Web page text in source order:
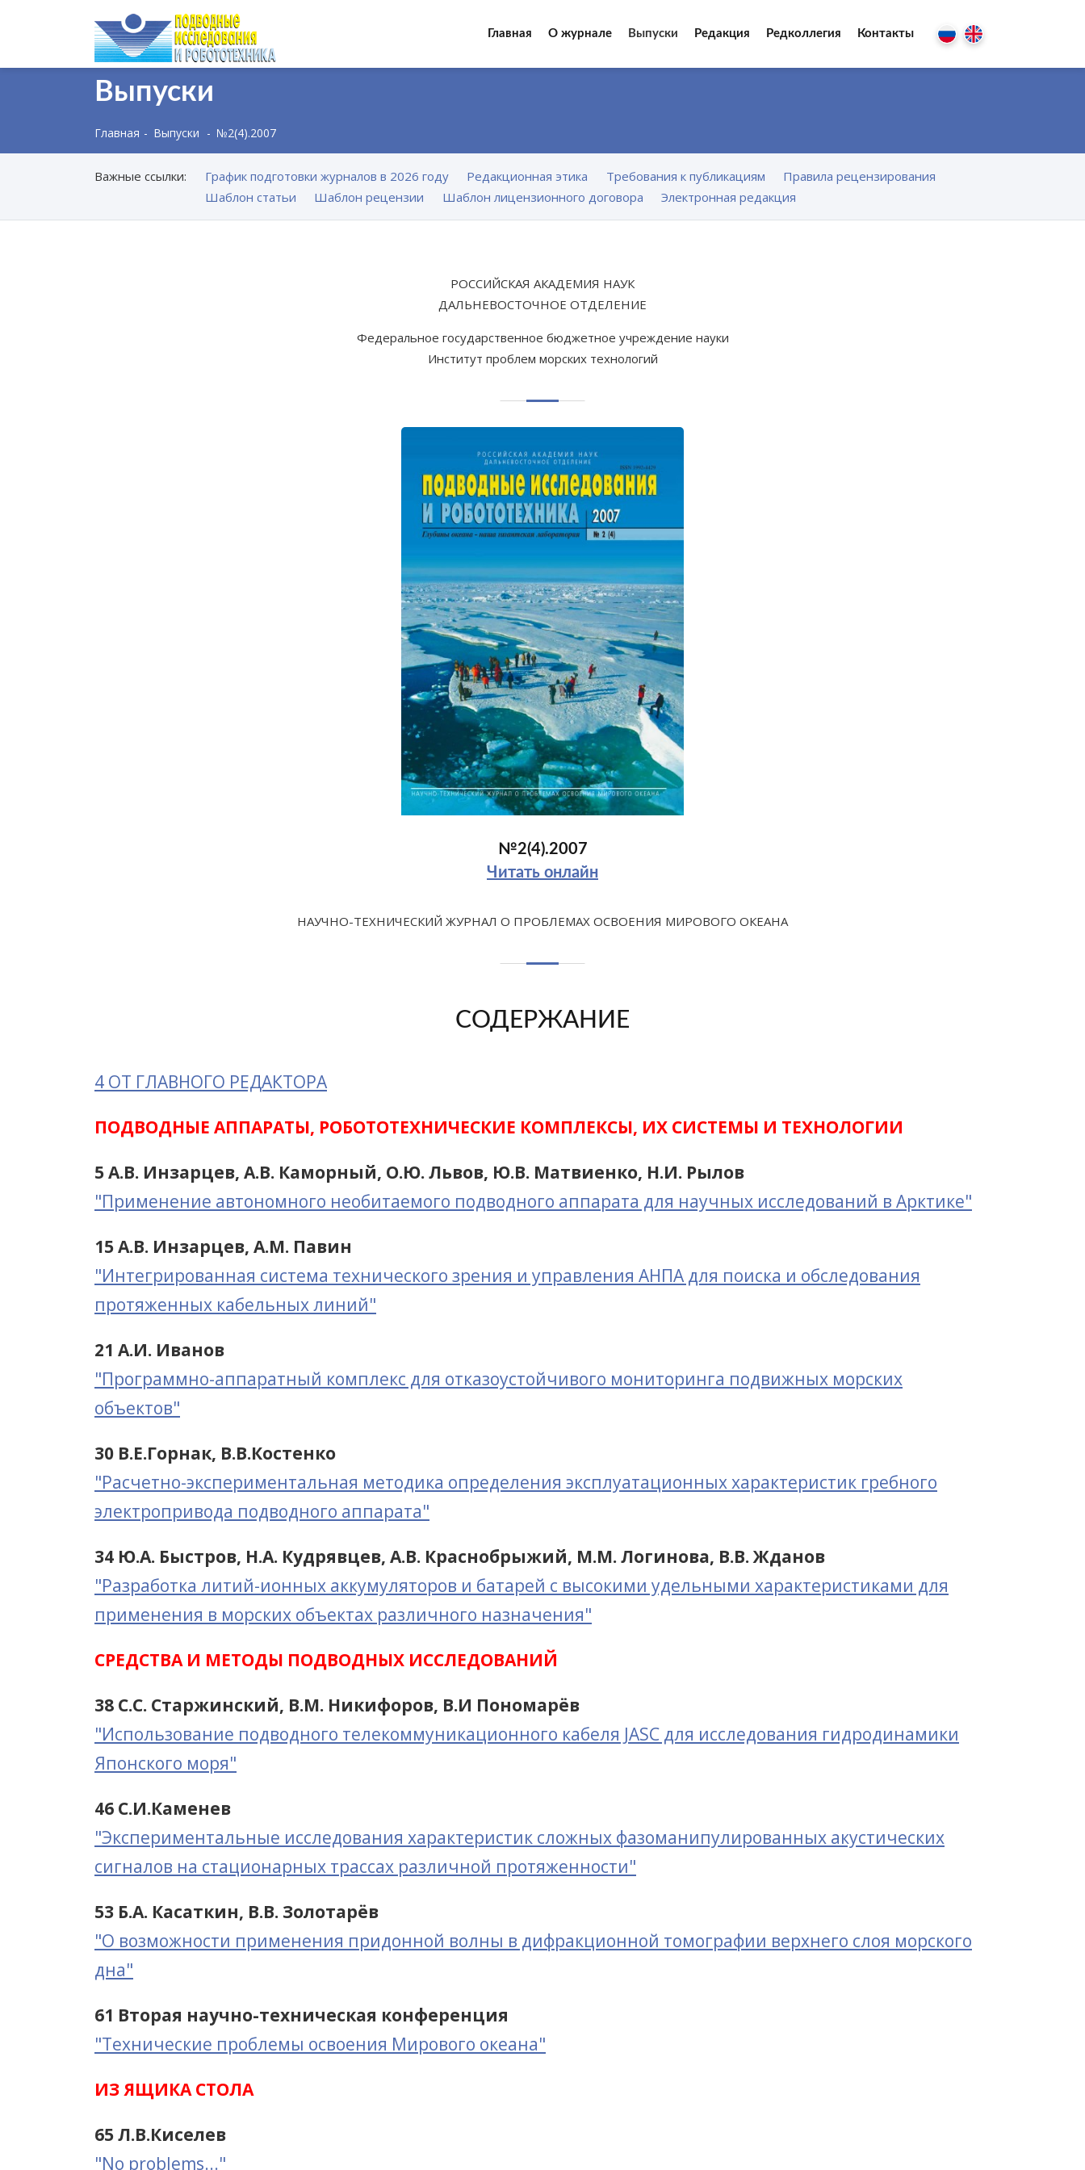
Главная О журнале Выпуски Редакция Редколлегия Контакты
Выпуски
Главная Выпуски №2(4).2007
Важные ссылки: График подготовки журналов в 2026 году Редакционная этика Требования к публикациям
Правила рецензирования
Шаблон статьи
Шаблон рецензии Шаблон лицензионного договора Электронная редакция
РОССИЙСКАЯ АКАДЕМИЯ НАУК
ДАЛЬНЕВОСТОЧНОЕ ОТДЕЛЕНИЕ
Федеральное государственное бюджетное учреждение науки
Институт проблем морских технологий
№2(4).2007
Читать онлайн
НАУЧНО-ТЕХНИЧЕСКИЙ ЖУРНАЛ О ПРОБЛЕМАХ ОСВОЕНИЯ МИРОВОГО ОКЕАНА
СОДЕРЖАНИЕ
4 ОТ ГЛАВНОГО РЕДАКТОРА
ПОДВОДНЫЕ АППАРАТЫ, РОБОТОТЕХНИЧЕСКИЕ КОМПЛЕКСЫ, ИХ СИСТЕМЫ И ТЕХНОЛОГИИ
5 А.В. Инзарцев, А.В. Каморный, О.Ю. Львов, Ю.В. Матвиенко, Н.И. Рылов
"Применение автономного необитаемого подводного аппарата для научных исследований в Арктике"
15 A.В. Инзарцев, А.М. Павин
"Интегрированная система технического зрения и управления АНПА для поиска и обследования
протяженных кабельных линий"
21 А.И. Иванов
"Программно-аппаратный комплекс для отказоустойчивого мониторинга подвижных морских
объектов"
30 В.Е.Горнак, В.В.Костенко
"Расчетно-экспериментальная методика определения эксплуатационных характеристик гребного
электропривода подводного аппарата"
34 Ю.А. Быстров, Н.А. Кудрявцев, А.В. Краснобрыжий, М.М. Логинова, В.В. Жданов
"Разработка литий-ионных аккумуляторов и батарей с высокими удельными характеристиками для
применения в морских объектах различного назначения"
СРЕДСТВА И МЕТОДЫ ПОДВОДНЫХ ИССЛЕДОВАНИЙ
38 С.С. Старжинский, В.М. Никифоров, В.И Понoмарёв
"Использование подводного телекоммуникационного кабеля JASC для исследования гидродинамики
Японского моря"
46 С.И.Каменев
"Экспериментальные исследования характеристик сложных фазоманипулированных акустических
сигналов на стационарных трассах различной протяженности"
53 Б.А. Касаткин, В.В. Золотарёв
"О возможности применения придонной волны в дифракционной томографии верхнего слоя морского
дна"
61 Вторая научно-техническая конференция
"Технические проблемы освоения Мирового океана"
ИЗ ЯЩИКА СТОЛА
65 Л.В.Киселев
"No problems..."